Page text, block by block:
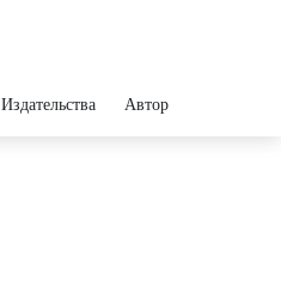
Издательства Авторы